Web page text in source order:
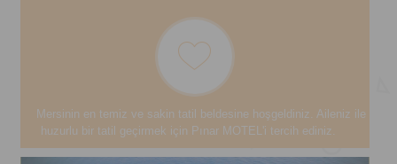
Mersinin en temiz ve sakin tatil beldesine hoşgeldiniz. Aileniz ile
huzurlu bir tatil geçirmek için Pınar MOTEL'i tercih ediniz.